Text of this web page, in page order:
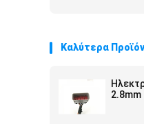
Καλύτερα
2.8mm